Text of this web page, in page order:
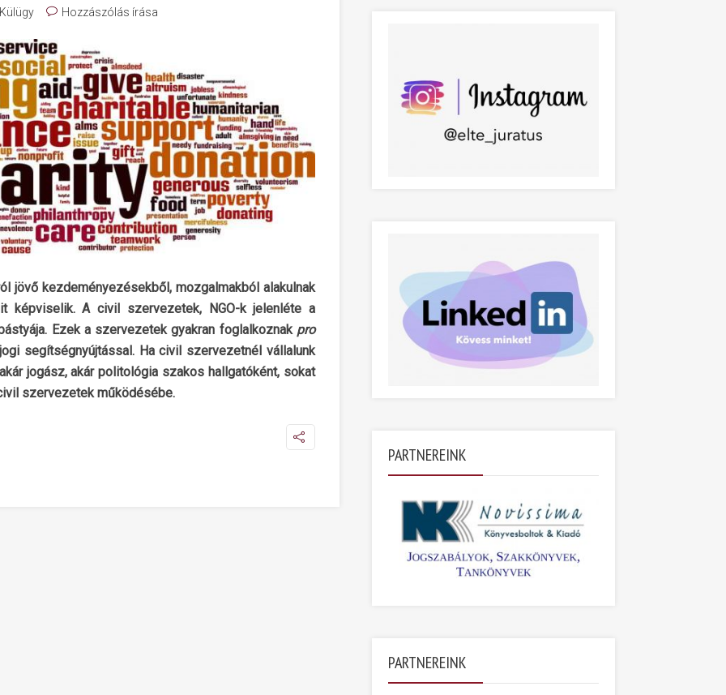
Hozzászólás írása
jövő kezdeményezésekből, mozgalmakból alakulnak
képviselik. A civil szervezetek, NGO-k jelenléte a
Ezek a szervezetek gyakran foglalkoznak pro
segítségnyújtással. Ha civil szervezetnél vállalunk
jogász, akár politológia szakos hallgatóként, sokat
szervezetek működésébe.
PARTNEREINK
PARTNEREINK